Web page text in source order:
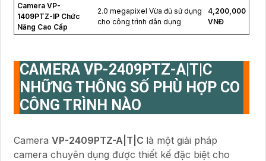
Camera VP-
1409PTZ-IP Chức
Năng Cao Cấp
2.0 megapixel Vừa đủ sử dụng
cho công trình dân dụng
4,200,000
VNĐ
CAMERA VP-2409PTZ-A|T|C
NHỮNG THÔNG SỐ PHÙ HỢP CO
CÔNG TRÌNH NÀO
Camera VP-2409PTZ-A|T|C là một giải pháp
camera chuyên dụng được thiết kế đặc biệt cho